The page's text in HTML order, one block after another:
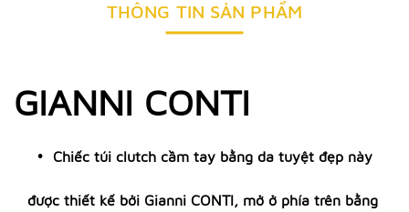
THÔNG TIN SẢN PHẨM
GIANNI CONTI
Chiếc túi clutch cầm tay bằng da tuyệt đẹp này
được thiết kế bởi Gianni CONTI, mở ở phía trên bằng